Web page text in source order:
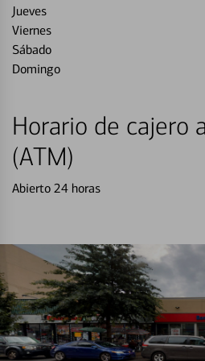
Jueves
Viernes
Sábado
Domingo
Horario de cajero
(ATM)
Abierto 24 horas